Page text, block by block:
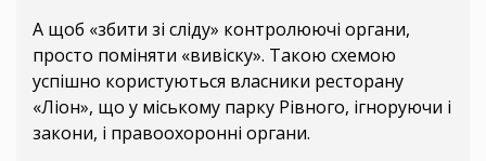
А щоб «збити зі сліду» контролюючі органи,
просто поміняти «вивіску». Такою схемою
успішно користуються власники ресторану
«Ліон», що у міському парку Рівного, ігноруючи і
закони, і правоохоронні органи.